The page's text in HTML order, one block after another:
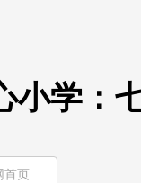
小学：
页